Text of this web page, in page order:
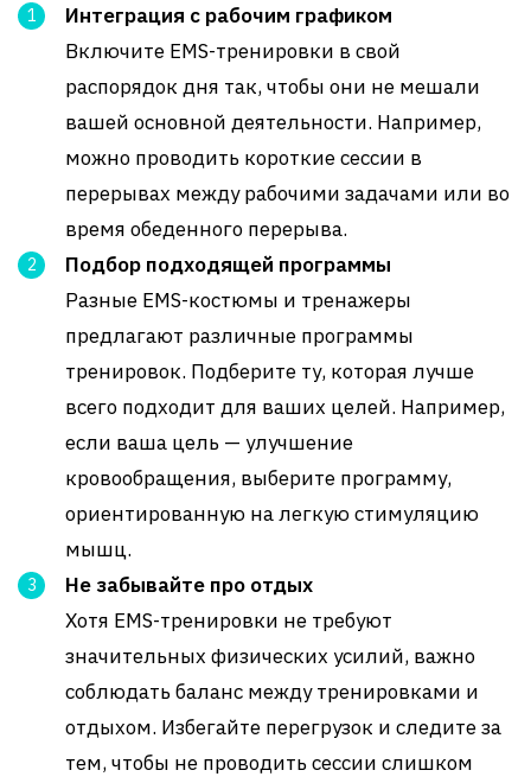
Интеграция с рабочим графиком
Включите EMS-тренировки в свой
распорядок дня так, чтобы они не мешали
вашей основной деятельности. Например,
можно проводить короткие сессии в
перерывах между рабочими задачами или во
время обеденного перерыва.
Подбор подходящей программы
Разные EMS-костюмы и тренажеры
предлагают различные программы
тренировок. Подберите ту, которая лучше
всего подходит для ваших целей. Например,
если ваша цель — улучшение
кровообращения, выберите программу,
ориентированную на легкую стимуляцию
мышц.
Не забывайте про отдых
Хотя EMS-тренировки не требуют
значительных физических усилий, важно
соблюдать баланс между тренировками и
отдыхом. Избегайте перегрузок и следите за
тем, чтобы не проводить сессии слишком